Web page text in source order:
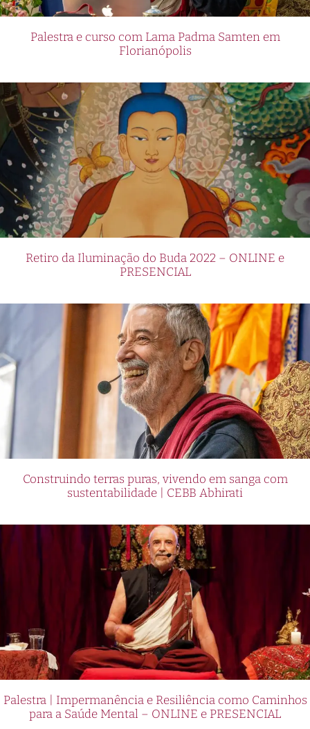
Palestra e curso com Lama Padma Samten em
Florianópolis
Retiro da Iluminação do Buda 2022 – ONLINE e
PRESENCIAL
Construindo terras puras, vivendo em sanga com
sustentabilidade | CEBB Abhirati
Palestra | Impermanência e Resiliência como Caminhos
para a Saúde Mental – ONLINE e PRESENCIAL